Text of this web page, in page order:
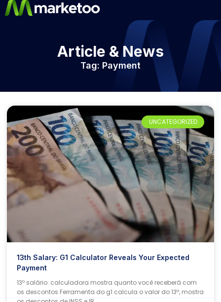
Article & News
Tag: Payment
UNCATEGORIZED
13th Salary: G1 Calculator Reveals Your Expected
Payment
13º salário: calculadora mostra quanto você receberá com
os descontos Ferramenta do g1 calcula o valor do 13º, mostra